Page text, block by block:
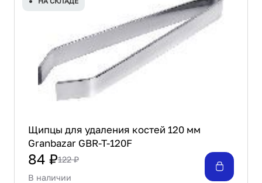
Сервис и монтаж
ПОКУПАТЕЛЯМ
Доставка и оплата
Гарантия и возврат
Лизинг
О GRANBAZAR
О нас
Бренды
Контакты
Щипцы для удаления костей 120 мм
Granbazar GBR-T-120F
84 ₽122 ₽
В наличии